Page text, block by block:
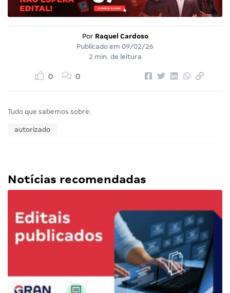
Por Raquel Cardoso
Publicado em 09/02/26
2 min. de leitura
0 0
Tudo que sabemos sobre:
autorizado
Notícias recomendadas